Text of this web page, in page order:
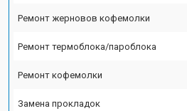
Ремонт жерновов кофемолки
Ремонт термоблока/пароблока
Ремонт кофемолки
Замена прокладок